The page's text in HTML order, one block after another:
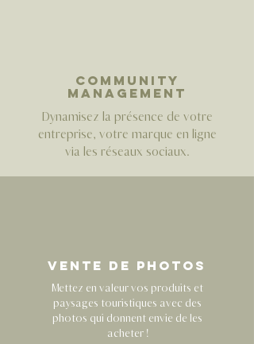
community
management
Dynamisez la présence de votre
entreprise, votre marque en ligne
via les réseaux sociaux.
vente de photos
Mettez en valeur vos produits et
paysages touristiques avec des
photos qui donnent envie de les
acheter !